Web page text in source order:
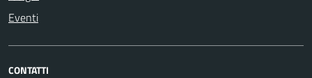
Eventi
CONTATTI